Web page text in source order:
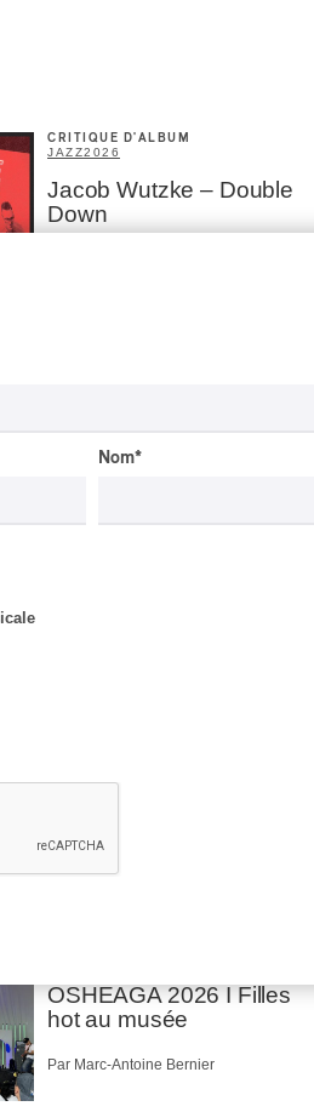
CRITIQUE D'ALBUM
JAZZ2026
Jacob Wutzke – Double
Down
TRAD QUÉBÉCOIS/TRADITIONNEL
Concerts aux Îles du Bic
musique comme lieu de
OSHEAGA 2026 I Filles
hot au musée
Par Marc-Antoine Bernier
Nom*